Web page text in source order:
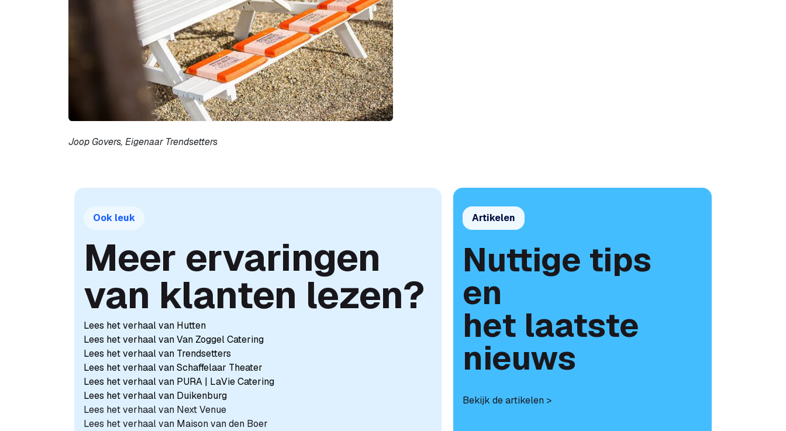
Joop Govers, Eigenaar Trendsetters
Artikelen
Nuttige tips
en
het laatste
nieuws
Bekijk de artikelen >
Ook leuk
Meer ervaringen
van klanten lezen?
Lees het verhaal van Hutten
Lees het verhaal van Van Zoggel Catering
Lees het verhaal van Trendsetters
Lees het verhaal van Schaffelaar Theater
Lees het verhaal van PURA | LaVie Catering
Lees het verhaal van Duikenburg​
Lees het verhaal van Next Venue
Lees het verhaal van Maison van den Boer